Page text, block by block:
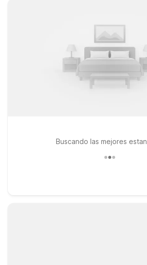
Buscando las mejores